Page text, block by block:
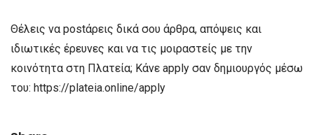
Θέλεις να postάρεις δικά σου άρθρα, απόψεις και
ιδιωτικές έρευνες και να τις μοιραστείς με την
κοινότητα στη Πλατεία; Κάνε apply σαν δημιουργός μέσω
του: https://plateia.online/apply